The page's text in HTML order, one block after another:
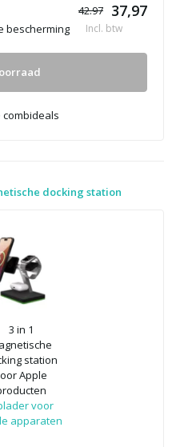
42.97 37,97
bescherming Incl. btw
docking station
3 in 1
station
Apple
voor
apparaten